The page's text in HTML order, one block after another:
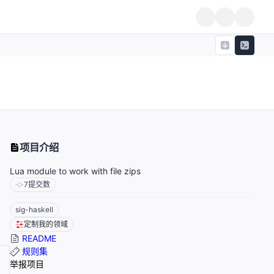
项目介绍
Lua module to work with file zips
7提交数
sig-haskell
定制我的领域
README
规则集
举报项目